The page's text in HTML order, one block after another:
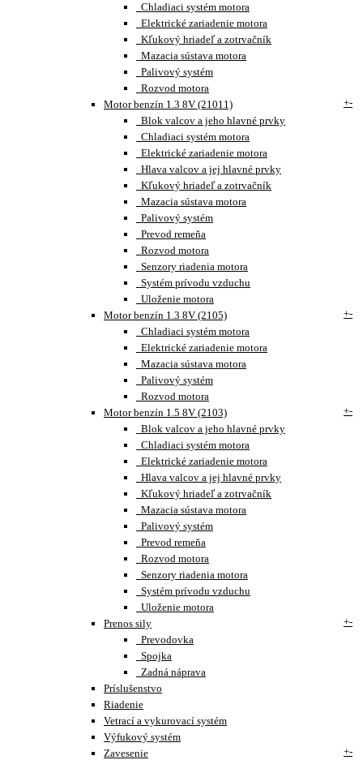
Chladiaci systém motora
Elektrické zariadenie motora
Kľukový hriadeľ a zotrvačník
Mazacia sústava motora
Palivový systém
Rozvod motora
Motor benzín 1.3 8V (21011)
+-
Blok valcov a jeho hlavné prvky
Chladiaci systém motora
Elektrické zariadenie motora
Hlava valcov a jej hlavné prvky
Kľukový hriadeľ a zotrvačník
Mazacia sústava motora
Palivový systém
Prevod remeňa
Rozvod motora
Senzory riadenia motora
Systém prívodu vzduchu
Uloženie motora
Motor benzín 1.3 8V (2105)
+-
Chladiaci systém motora
Elektrické zariadenie motora
Mazacia sústava motora
Palivový systém
Rozvod motora
Motor benzín 1.5 8V (2103)
+-
Blok valcov a jeho hlavné prvky
Chladiaci systém motora
Elektrické zariadenie motora
Hlava valcov a jej hlavné prvky
Kľukový hriadeľ a zotrvačník
Mazacia sústava motora
Palivový systém
Prevod remeňa
Rozvod motora
Senzory riadenia motora
Systém prívodu vzduchu
Uloženie motora
Prenos sily
+-
Prevodovka
Spojka
Zadná náprava
Príslušenstvo
Riadenie
Vetrací a vykurovací systém
Výfukový systém
Zavesenie
+-